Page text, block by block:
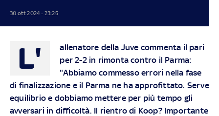
30 ott 2024 - 23:25
L'
allenatore della Juve commenta il pari
per 2-2 in rimonta contro il Parma:
"Abbiamo commesso errori nella fase
di finalizzazione e il Parma ne ha approfittato. Serve
equilibrio e dobbiamo mettere per più tempo gli
avversari in difficoltà. Il rientro di Koop? Importante